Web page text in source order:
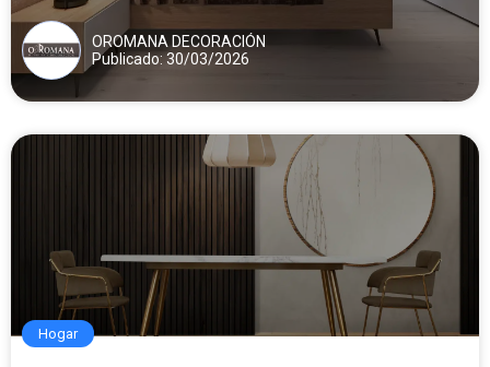
OROMANA DECORACIÓN
Publicado: 30/03/2026
Hogar